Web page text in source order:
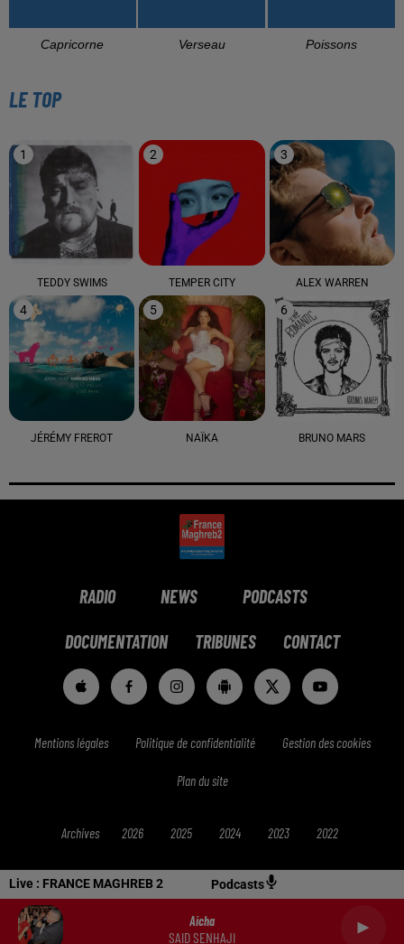
Live : FRANCE MAGHREB 2 Podcasts
Aicha
SAID SENHAJI
Capricorne Verseau Poissons
LE TOP
1
TEDDY SWIMS
2
TEMPER CITY
3
ALEX WARREN
4
JÉRÉMY FREROT
5
NAÏKA
6
BRUNO MARS
RADIO NEWS PODCASTS
DOCUMENTATION TRIBUNES CONTACT
Mentions légales Politique de confidentialité Gestion des cookies
Plan du site
Archives 2026 2025 2024 2023 2022